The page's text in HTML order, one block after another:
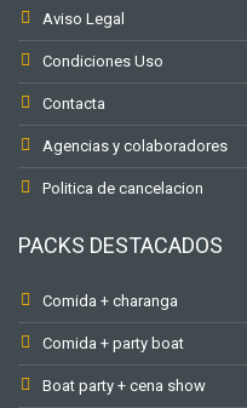
Aviso Legal
Condiciones Uso
Contacta
Agencias y colaboradores
Politica de cancelacion
PACKS DESTACADOS
Comida + charanga
Comida + party boat
Boat party + cena show